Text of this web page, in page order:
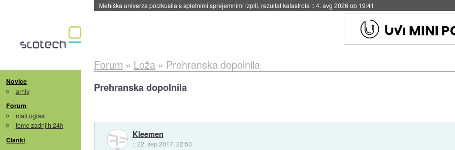
Evropska vesoljska agencija razvija svojo raketo za večkratno uporabo::4. avg 2026 ob 19:41
Novice
arhiv
Forum
mali oglasi
teme zadnjih 24h
Članki
Forum » Loža» Prehranska dopolnila
Prehranska dopolnila
Kleemen
::22. sep 2017, 22:50